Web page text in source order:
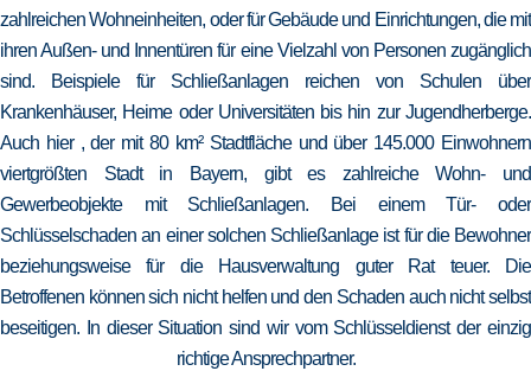
zahlreichen Wohneinheiten, oder für Gebäude und Einrichtungen, die mit
ihren Außen- und Innentüren für eine Vielzahl von Personen zugänglich
sind. Beispiele für Schließanlagen reichen von Schulen über
Krankenhäuser, Heime oder Universitäten bis hin zur Jugendherberge.
Auch hier , der mit 80 km² Stadtfläche und über 145.000 Einwohnern
viertgrößten Stadt in Bayern, gibt es zahlreiche Wohn- und
Gewerbeobjekte mit Schließanlagen. Bei einem Tür- oder
Schlüsselschaden an einer solchen Schließanlage ist für die Bewohner
beziehungsweise für die Hausverwaltung guter Rat teuer. Die
Betroffenen können sich nicht helfen und den Schaden auch nicht selbst
beseitigen. In dieser Situation sind wir vom Schlüsseldienst der einzig
richtige Ansprechpartner.